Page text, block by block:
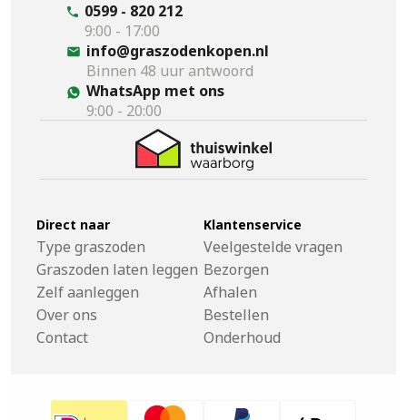
0599 - 820 212
9:00 - 17:00
info@graszodenkopen.nl
Binnen 48 uur antwoord
WhatsApp met ons
9:00 - 20:00
Direct naar
Type graszoden
Graszoden laten leggen
Zelf aanleggen
Over ons
Contact
Klantenservice
Veelgestelde vragen
Bezorgen
Afhalen
Bestellen
Onderhoud